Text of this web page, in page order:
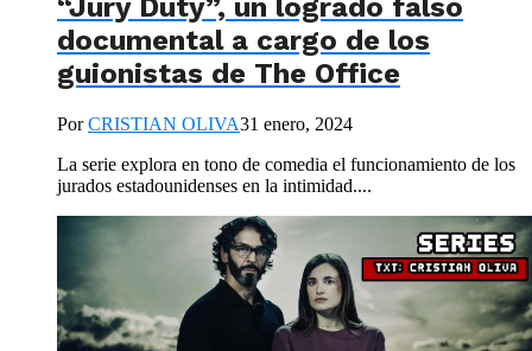
“Jury Duty”, un logrado falso
documental a cargo de los
guionistas de The Office
PorCRISTIAN OLIVA31 enero, 2024
La serie explora en tono de comedia el funcionamiento de los
jurados estadounidenses en la intimidad....